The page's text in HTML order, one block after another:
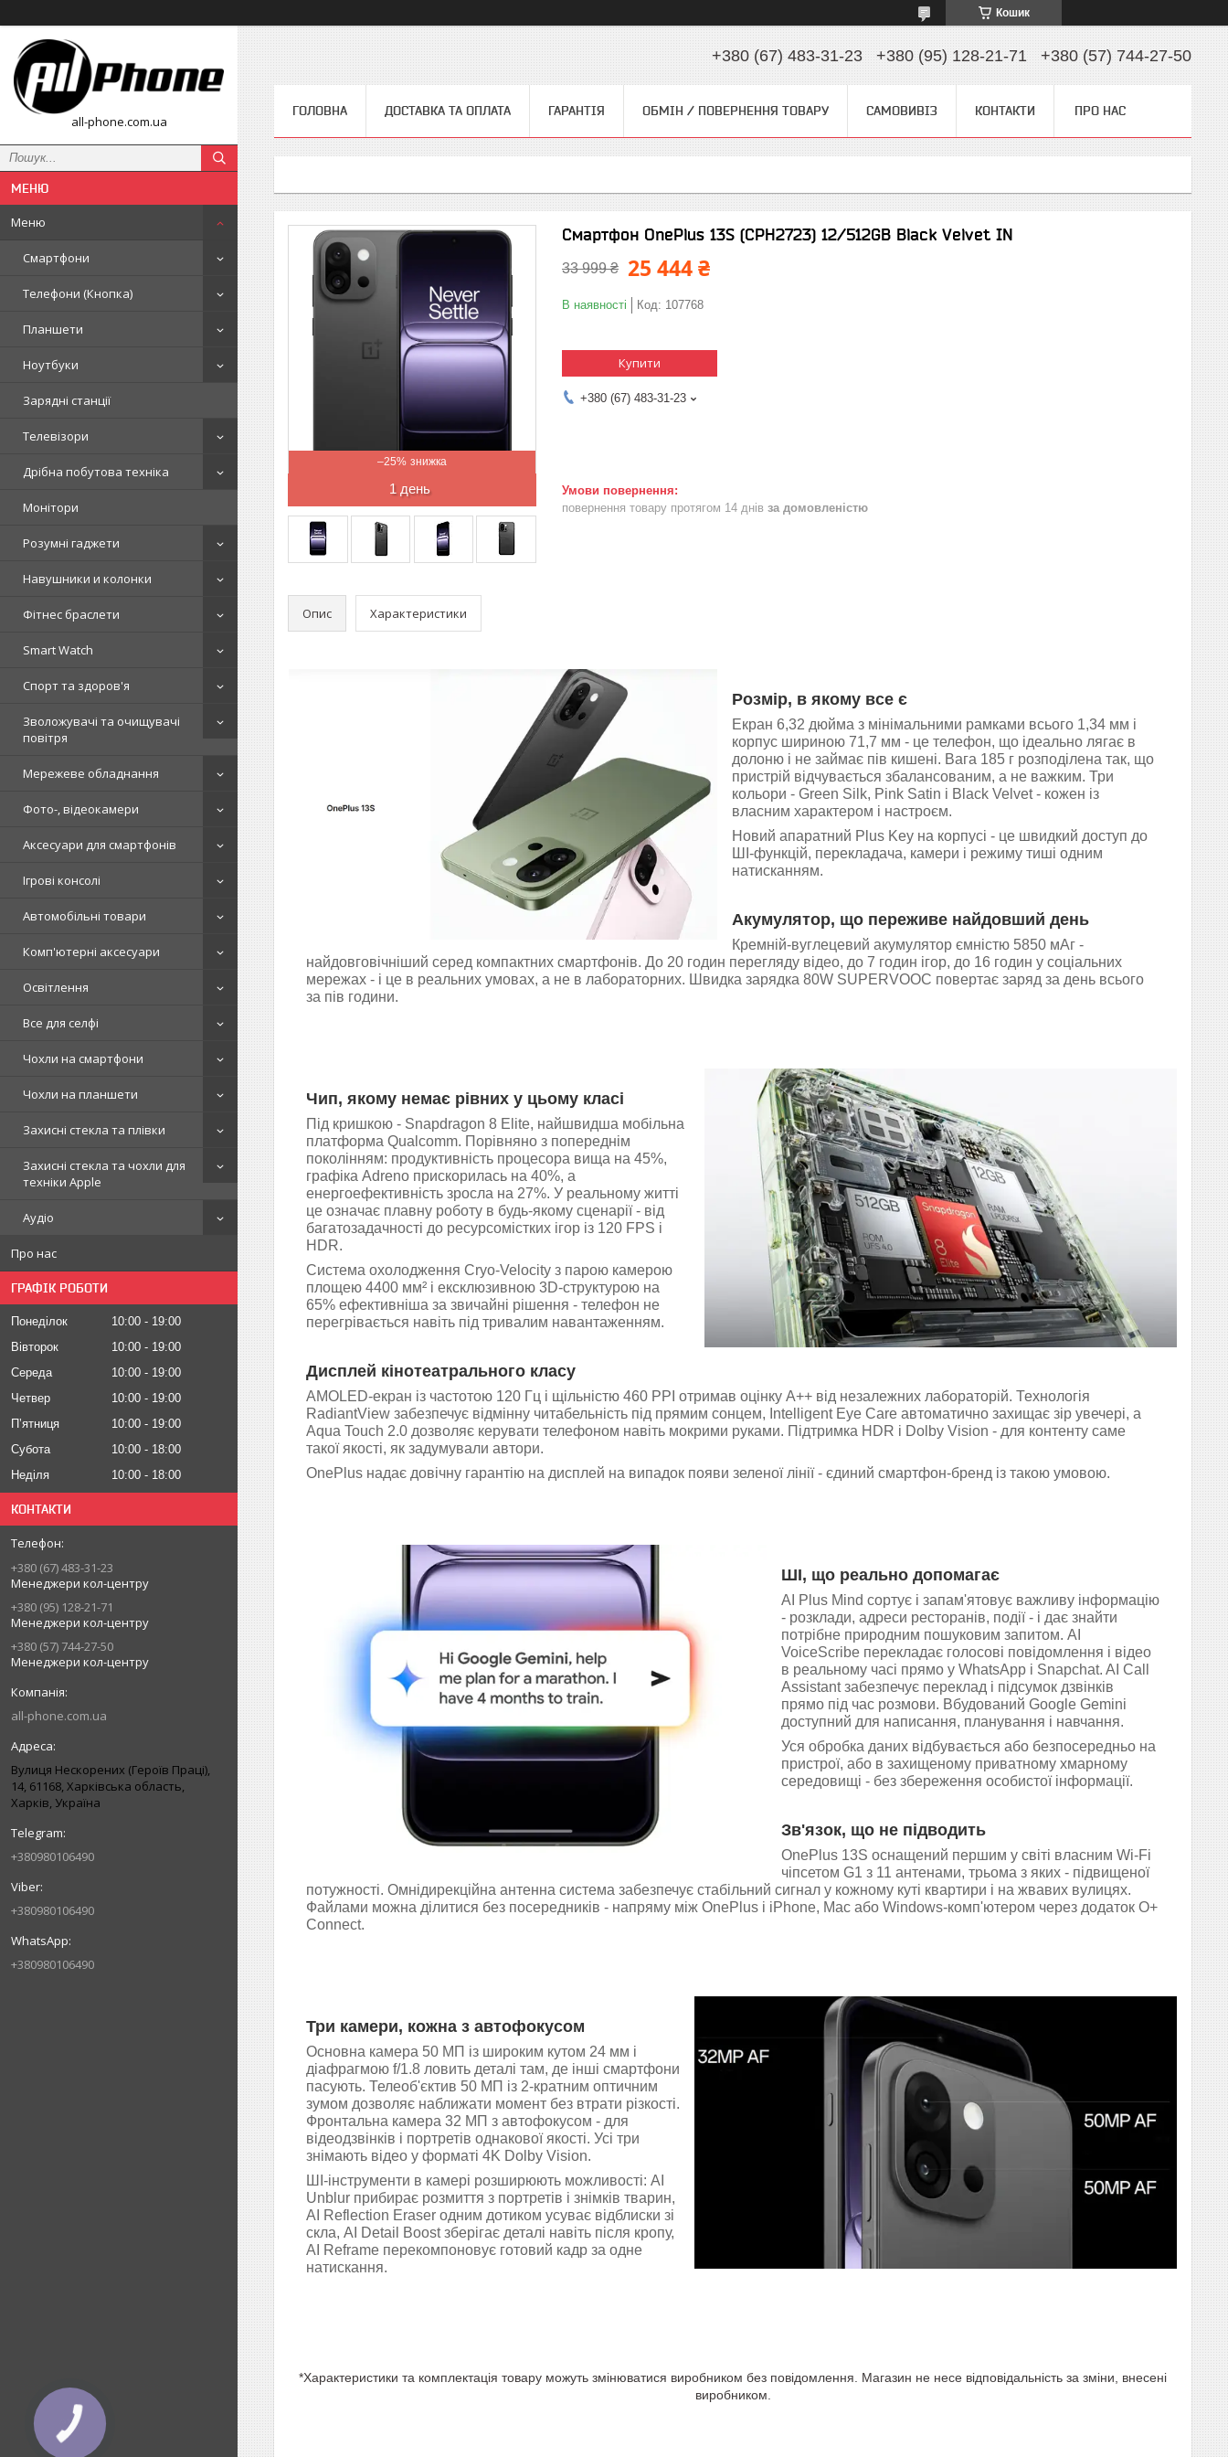
Кошик
all-phone.com.ua
Меню
Смартфони
Телефони (Кнопка)
Планшети
Ноутбуки
Зарядні станції
Телевізори
Дрібна побутова техніка
Монітори
Розумні гаджети
Навушники и колонки
Фітнес браслети
Smart Watch
Спорт та здоров'я
Зволожувачі та очищувачі
повітря
Мережеве обладнання
Фото-, відеокамери
Аксесуари для смартфонів
Ігрові консолі
Автомобільні товари
Комп'ютерні аксесуари
Освітлення
Все для селфі
Чохли на смартфони
Чохли на планшети
Захисні стекла та плівки
Захисні стекла та чохли для
техніки Apple
Аудіо
Про нас
ГРАФІК РОБОТИ
Понеділок 10:00
19:00
Вівторок
10:00
19:00
Середа
10:00
19:00
Четвер
10:00
19:00
Пʼятниця
10:00
19:00
Субота
10:00
18:00
Неділя
10:00 18:00
КОНТАКТИ
+380 (67) 483-31-23
Менеджери кол-центру
+380 (95) 128-21-71
Менеджери кол-центру
+380 (57) 744-27-50
Менеджери кол-центру
all-phone.com.ua
Вулиця Нескорених (Героїв Праці),
14, 61168, Харківська область,
Харків, Україна
+380980106490
+380980106490
+380980106490
+380 (67) 483-31-23 +380 (95) 128-21-71 +380 (57) 744-27-50
ГОЛОВНА ДОСТАВКА ТА ОПЛАТА ГАРАНТІЯ ОБМІН / ПОВЕРНЕННЯ ТОВАРУ САМОВИВІЗ КОНТАКТИ ПРО НАС
–25%
1 день
Смартфон OnePlus 13S (CPH2723) 12/512GB Black Velvet IN
33 999 ₴ 25 444 ₴
В наявності Код: 107768
Купити
+380 (67) 483-31-23
повернення товару протягом 14 днів за домовленістю
Опис Характеристики
Розмір, в якому все є
Екран 6,32 дюйма з мінімальними рамками всього 1,34 мм і
корпус шириною 71,7 мм - це телефон, що ідеально лягає в
долоню і не займає пів кишені. Вага 185 г розподілена так, що
пристрій відчувається збалансованим, а не важким. Три
кольори - Green Silk, Pink Satin і Black Velvet - кожен із
власним характером і настроєм.
Новий апаратний Plus Key на корпусі - це швидкий доступ до
ШІ-функцій, перекладача, камери і режиму тиші одним
натисканням.
Акумулятор, що переживе найдовший день
Кремній-вуглецевий акумулятор ємністю 5850 мАг -
найдовговічніший серед компактних смартфонів. До 20 годин перегляду відео, до 7 годин ігор, до 16 годин у соціальних
мережах - і це в реальних умовах, а не в лабораторних. Швидка зарядка 80W SUPERVOOC повертає заряд за день всього
за пів години.
Чип, якому немає рівних у цьому класі
Під кришкою - Snapdragon 8 Elite, найшвидша мобільна
платформа Qualcomm. Порівняно з попереднім
поколінням: продуктивність процесора вища на 45%,
графіка Adreno прискорилась на 40%, а
енергоефективність зросла на 27%. У реальному житті
це означає плавну роботу в будь-якому сценарії - від
багатозадачності до ресурсомістких ігор із 120 FPS і
HDR.
Система охолодження Cryo-Velocity з парою камерою
площею 4400 мм² і ексклюзивною 3D-структурою на
65% ефективніша за звичайні рішення - телефон не
перегрівається навіть під тривалим навантаженням.
Дисплей кінотеатрального класу
AMOLED-екран із частотою 120 Гц і щільністю 460 PPI отримав оцінку A++ від незалежних лабораторій. Технологія
RadiantView забезпечує відмінну читабельність під прямим сонцем, Intelligent Eye Care автоматично захищає зір увечері, а
Aqua Touch 2.0 дозволяє керувати телефоном навіть мокрими руками. Підтримка HDR і Dolby Vision - для контенту саме
такої якості, як задумували автори.
OnePlus надає довічну гарантію на дисплей на випадок появи зеленої лінії - єдиний смартфон-бренд із такою умовою.
ШІ, що реально допомагає
AI Plus Mind сортує і запам'ятовує важливу інформацію
- розклади, адреси ресторанів, події - і дає знайти
потрібне природним пошуковим запитом. AI
VoiceScribe перекладає голосові повідомлення і відео
в реальному часі прямо у WhatsApp і Snapchat. AI Call
Assistant забезпечує переклад і підсумок дзвінків
прямо під час розмови. Вбудований Google Gemini
доступний для написання, планування і навчання.
Уся обробка даних відбувається або безпосередньо на
пристрої, або в захищеному приватному хмарному
середовищі - без збереження особистої інформації.
Зв'язок, що не підводить
OnePlus 13S оснащений першим у світі власним Wi-Fi
чіпсетом G1 з 11 антенами, трьома з яких - підвищеної
потужності. Омнідирекційна антенна система забезпечує стабільний сигнал у кожному куті квартири і на жвавих вулицях.
Файлами можна ділитися без посередників - напряму між OnePlus і iPhone, Mac або Windows-комп'ютером через додаток O+
Connect.
Три камери, кожна з автофокусом
Основна камера 50 МП із широким кутом 24 мм і
діафрагмою f/1.8 ловить деталі там, де інші смартфони
пасують. Телеоб'єктив 50 МП із 2-кратним оптичним
зумом дозволяє наближати момент без втрати різкості.
Фронтальна камера 32 МП з автофокусом - для
відеодзвінків і портретів однакової якості. Усі три
знімають відео у форматі 4K Dolby Vision.
ШІ-інструменти в камері розширюють можливості: AI
Unblur прибирає розмиття з портретів і знімків тварин,
AI Reflection Eraser одним дотиком усуває відблиски зі
скла, AI Detail Boost зберігає деталі навіть після кропу,
AI Reframe перекомпоновує готовий кадр за одне
натискання.
*Характеристики та комплектація товару можуть змінюватися виробником без повідомлення. Магазин не несе відповідальність за зміни, внесені
виробником.